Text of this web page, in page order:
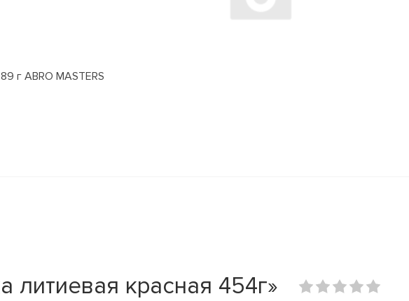
г ABRO MASTERS
красная 454г»